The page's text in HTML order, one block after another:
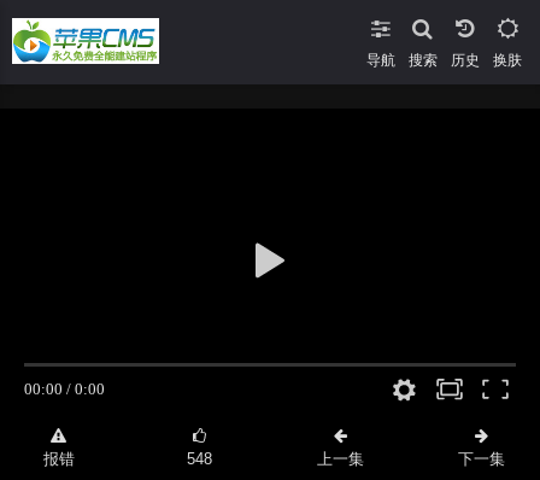
导航 搜索 换肤
报错 548 上一集 下一集